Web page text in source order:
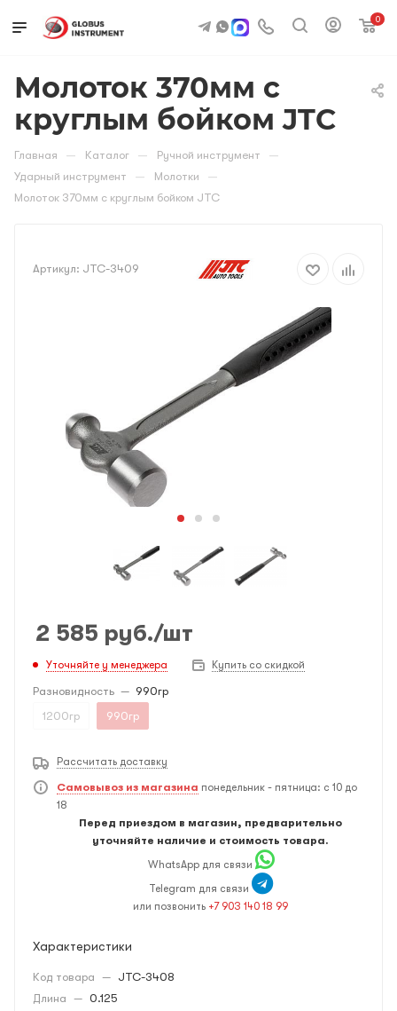
0
Молоток 370мм с
круглым бойком JTC
Главная — Каталог — Ручной инструмент —
Ударный инструмент — Молотки —
Молоток 370мм с круглым бойком JTC
Артикул: JTC-3409
2 585 руб./шт
Уточняйте у менеджера Купить со скидкой
Разновидность — 990гр
1200гр
990гр
Рассчитать доставку
Самовывоз из магазина понедельник - пятница: с 10 до
18
Перед приездом в магазин, предварительно
уточняйте наличие и стоимость товара.
WhatsApp для связи
Telegram для связи
или позвонить +7 903 140 18 99
Характеристики
Код товара — JTC-3408
Длина — 0.125